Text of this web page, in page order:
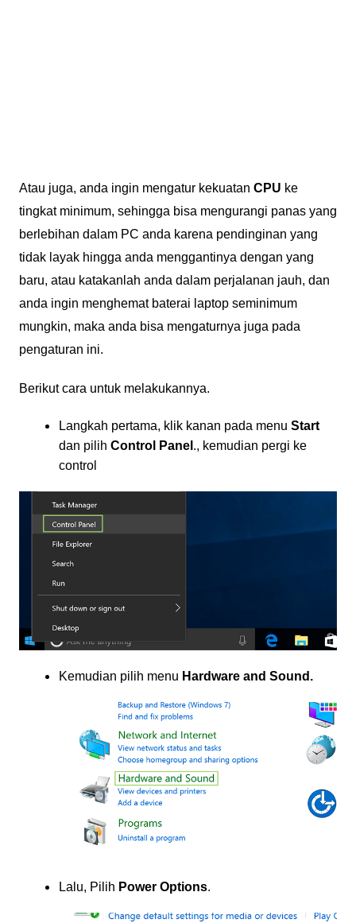
Atau juga, anda ingin mengatur kekuatan CPU ke
tingkat minimum, sehingga bisa mengurangi panas yang
berlebihan dalam PC anda karena pendinginan yang
tidak layak hingga anda menggantinya dengan yang
baru, atau katakanlah anda dalam perjalanan jauh, dan
anda ingin menghemat baterai laptop seminimum
mungkin, maka anda bisa mengaturnya juga pada
pengaturan ini.
Berikut cara untuk melakukannya.
Langkah pertama, klik kanan pada menu Start
dan pilih Control Panel ., kemudian pergi ke
control
Kemudian pilih menu Hardware and Sound.
Lalu, Pilih Power Options.